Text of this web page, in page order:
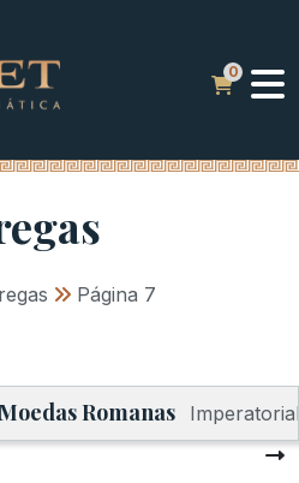
» Página 7
Romanas Imperatorial